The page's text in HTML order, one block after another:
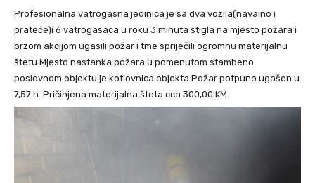
Profesionalna vatrogasna jedinica je sa dva vozila(navalno i
prateće)i 6 vatrogasaca u roku 3 minuta stigla na mjesto požara i
brzom akcijom ugasili požar i tme spriječili ogromnu materijalnu
štetu.Mjesto nastanka požara u pomenutom stambeno
poslovnom objektu je kotlovnica objekta.Požar potpuno ugašen u
7,57 h. Pričinjena materijalna šteta cca 300,00 KM.